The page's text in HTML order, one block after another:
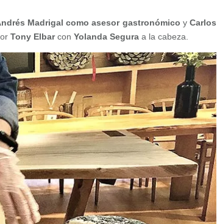
Madrigal como asesor gastronómico yCarlos
Tony ElbarconYolanda Segura a la cabeza.